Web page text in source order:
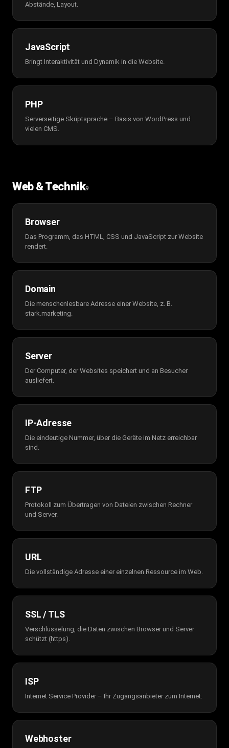
Abstände, Layout.
JavaScript
Bringt Interaktivität und Dynamik in die Website.
PHP
Serverseitige Skriptsprache – Basis von WordPress und
vielen CMS.
Web & Technik9
Browser
Das Programm, das HTML, CSS und JavaScript zur Website
rendert.
Domain
Die menschenlesbare Adresse einer Website, z. B.
stark.marketing.
Server
Der Computer, der Websites speichert und an Besucher
ausliefert.
IP-Adresse
Die eindeutige Nummer, über die Geräte im Netz erreichbar
sind.
FTP
Protokoll zum Übertragen von Dateien zwischen Rechner
und Server.
URL
Die vollständige Adresse einer einzelnen Ressource im Web.
SSL / TLS
Verschlüsselung, die Daten zwischen Browser und Server
schützt (https).
ISP
Internet Service Provider – Ihr Zugangsanbieter zum Internet.
Webhoster